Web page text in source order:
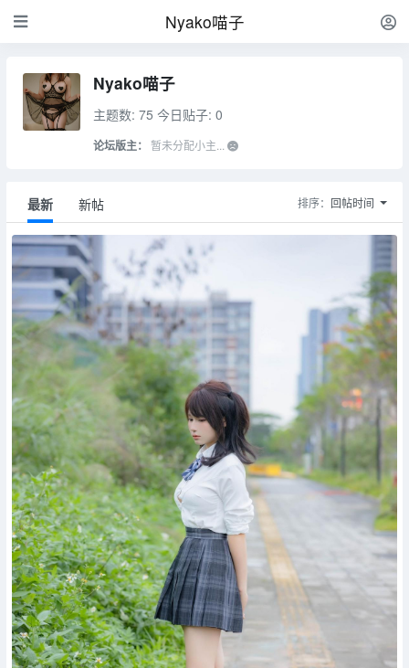
Nyako喵子
Nyako喵子
主题数: 75 今日贴子: 0
论坛版主： 暂未分配小主...
最新 新帖 排序： 回帖时间